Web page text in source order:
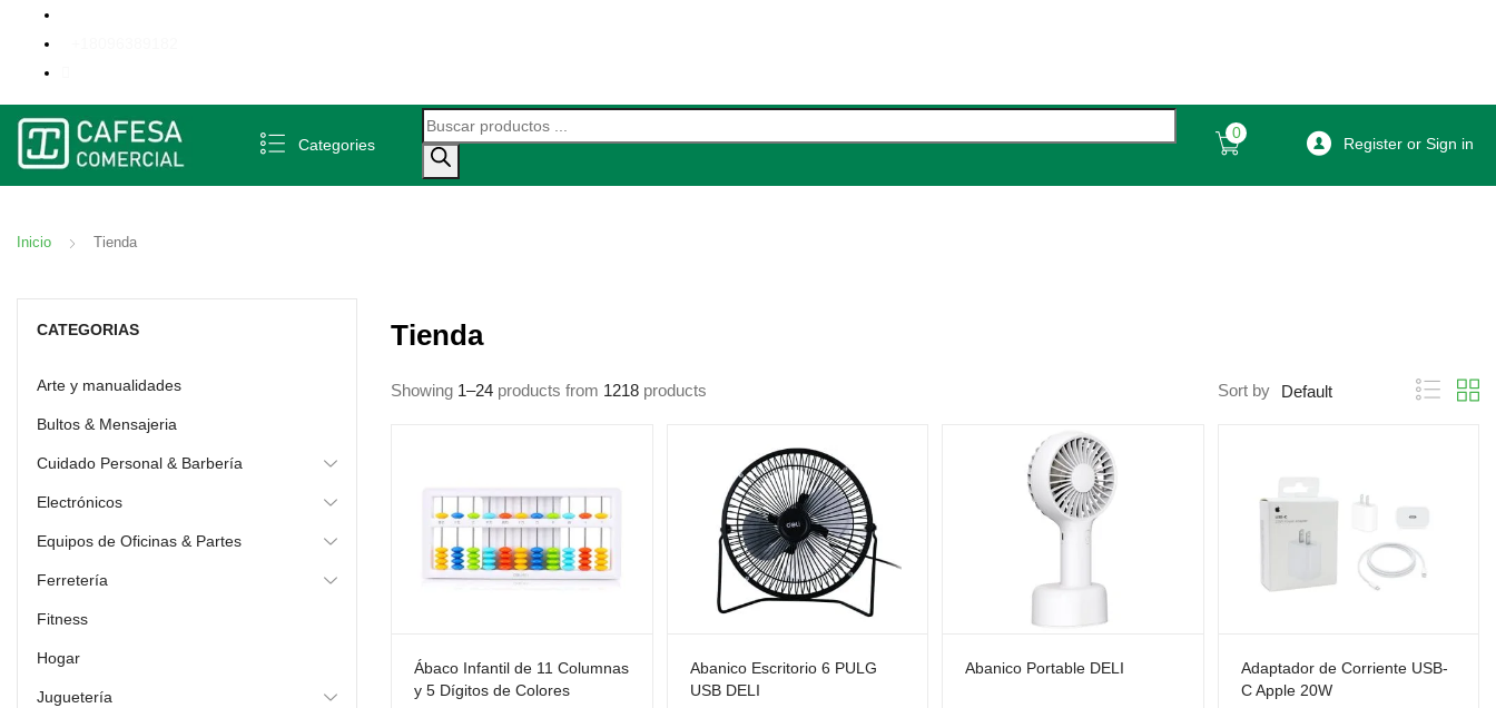
Categories
0
Register or Sign in
Inicio Tienda
Tienda
Showing 1–24 products from 1218 products Sort by
Ábaco Infantil de 11 Columnas
y 5 Dígitos de Colores
Abanico Escritorio 6 PULG
USB DELI
Abanico Portable DELI
Adaptador de Corriente USB-
C Apple 20W
CATEGORIAS
Arte y manualidades
Bultos & Mensajeria
Cuidado Personal & Barbería
Electrónicos
Equipos de Oficinas & Partes
Ferretería
Fitness
Hogar
Juguetería